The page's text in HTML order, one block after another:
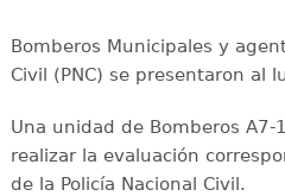
Bomberos Municipales y
Civil (PNC) se presentaron al
Una unidad de Bomberos
realizar la evaluación
de la Policía Nacional Civil.